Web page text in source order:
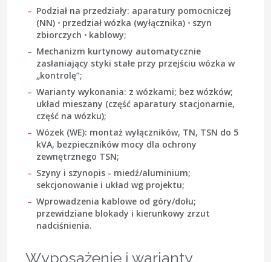
Podział na przedziały: aparatury pomocniczej
(NN) ⋅ przedział wózka (wyłącznika) ⋅ szyn
zbiorczych ⋅ kablowy;
Mechanizm kurtynowy automatycznie
zasłaniający styki stałe przy przejściu wózka w
„kontrolę”;
Warianty wykonania: z wózkami; bez wózków;
układ mieszany (część aparatury stacjonarnie,
część na wózku);
Wózek (WE): montaż wyłączników, TN, TSN do 5
kVA, bezpieczników mocy dla ochrony
zewnętrznego TSN;
Szyny i szynopis - miedź/aluminium;
sekcjonowanie i układ wg projektu;
Wprowadzenia kablowe od góry/dołu;
przewidziane blokady i kierunkowy zrzut
nadciśnienia.
Wyposażenie i warianty